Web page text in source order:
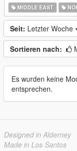
MIDDLE EAST
Seit: Letzter Woche
Sortieren nach:
Es wurden keine
entsprechen.
Designed in Alderney
Made in Los Santos